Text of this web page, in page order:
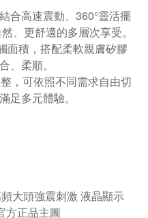
合高速震動、360°靈活擺
、更舒適的多層次享受。
面積，搭配柔軟親膚矽膠
、柔順。
，可依照不同需求自由切
足多元體驗。